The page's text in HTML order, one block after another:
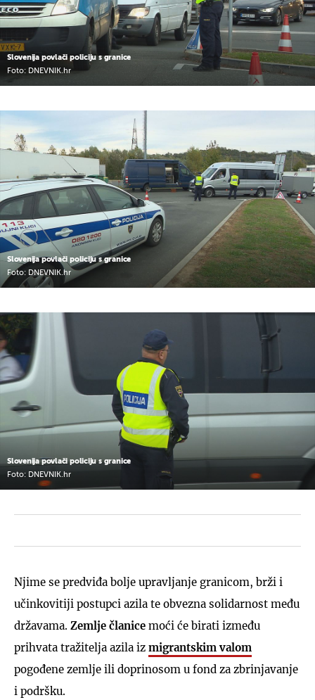
Slovenija povlači policiju s granice
Foto: DNEVNIK.hr
Slovenija povlači policiju s granice
Foto: DNEVNIK.hr
Slovenija povlači policiju s granice
Foto: DNEVNIK.hr
Njime se predviđa bolje upravljanje granicom, brži i
učinkovitiji postupci azila te obvezna solidarnost među
državama. Zemlje članice moći će birati između
prihvata tražitelja azila iz migrantskim valom
pogođene zemlje ili doprinosom u fond za zbrinjavanje
i podršku.